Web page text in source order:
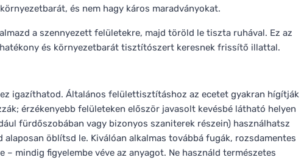
és nem hagy káros maradványokat.
a szennyezett felületekre, majd töröld le tiszta ruhával. Ez az
és környezetbarát tisztítószert keresnek frissítő illattal.
igazíthatod. Általános felülettisztításhoz az ecetet gyakran hígítják
érzékenyebb felületeken először javasolt kevésbé látható helyen
fürdőszobában vagy bizonyos szaniterek részein) használhatsz
öblítsd le. Kiválóan alkalmas továbbá fugák, rozsdamentes
mindig figyelembe véve az anyagot. Ne használd természetes